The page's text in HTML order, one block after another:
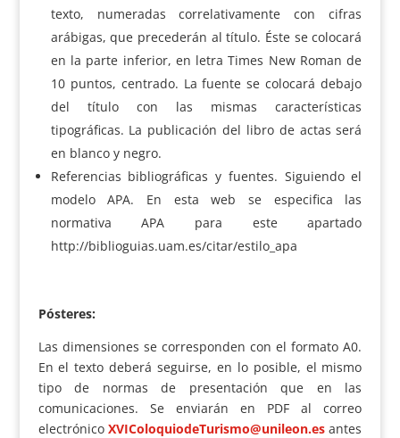
texto, numeradas correlativamente con cifras
arábigas, que precederán al título. Éste se colocará
en la parte inferior, en letra Times New Roman de
10 puntos, centrado. La fuente se colocará debajo
del título con las mismas características
tipográficas. La publicación del libro de actas será
en blanco y negro.
Referencias bibliográficas y fuentes. Siguiendo el
modelo APA. En esta web se especifica las
normativa APA para este apartado
http://biblioguias.uam.es/citar/estilo_apa
Pósteres:
Las dimensiones se corresponden con el formato A0.
En el texto deberá seguirse, en lo posible, el mismo
tipo de normas de presentación que en las
comunicaciones. Se enviarán en PDF al correo
electrónico XVIColoquiodeTurismo@unileon.es antes